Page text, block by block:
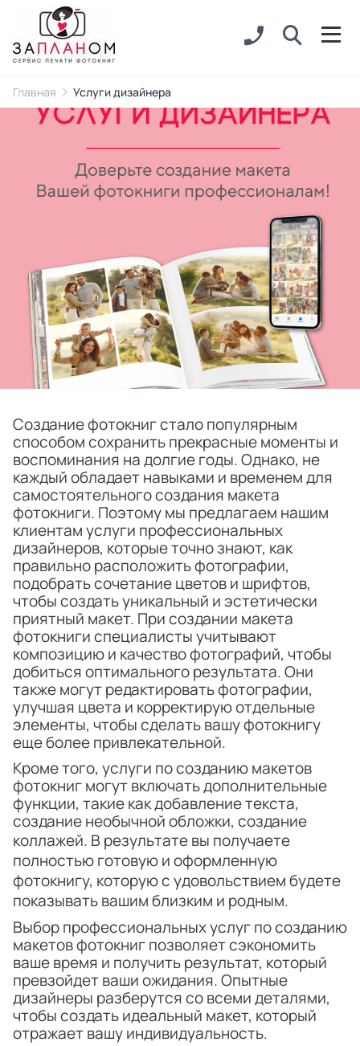
Главная Услуги дизайнера
Создание фотокниг стало популярным
способом сохранить прекрасные моменты и
воспоминания на долгие годы. Однако, не
каждый обладает навыками и временем для
самостоятельного создания макета
фотокниги. Поэтому мы предлагаем нашим
клиентам услуги профессиональных
дизайнеров, которые точно знают, как
правильно расположить фотографии,
подобрать сочетание цветов и шрифтов,
чтобы создать уникальный и эстетически
приятный макет. При создании макета
фотокниги специалисты учитывают
композицию и качество фотографий, чтобы
добиться оптимального результата. Они
также могут редактировать фотографии,
улучшая цвета и корректирую отдельные
элементы, чтобы сделать вашу фотокнигу
еще более привлекательной.
Кроме того, услуги по созданию макетов
фотокниг могут включать дополнительные
функции, такие как добавление текста,
создание необычной обложки, создание
коллажей. В результате вы получаете
полностью готовую и оформленную
фотокнигу, которую с удовольствием будете
показывать вашим близким и родным.
Выбор профессиональных услуг по созданию
макетов фотокниг позволяет сэкономить
ваше время и получить результат, который
превзойдет ваши ожидания. Опытные
дизайнеры разберутся со всеми деталями,
чтобы создать идеальный макет, который
отражает вашу индивидуальность.